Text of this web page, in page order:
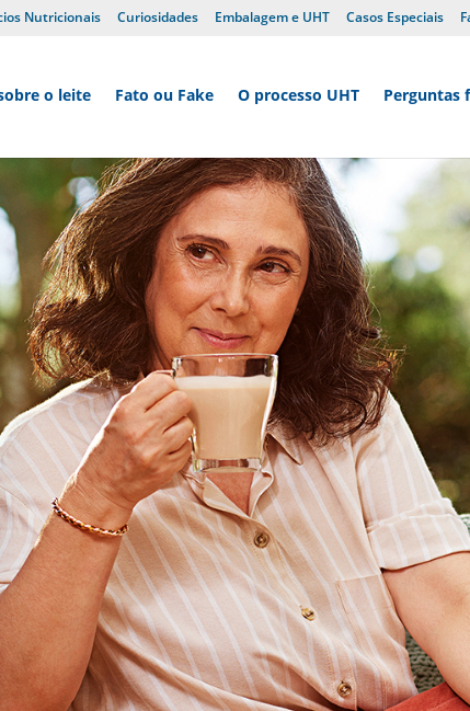
Nutricionais Curiosidades Embalagem e UHT Casos Especiais
o leite Fato ou Fake O processo UHT Perguntas